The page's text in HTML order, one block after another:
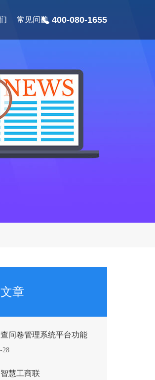
400-080-1655
常见问题
章
问卷管理系统平台功能
28
慧工商联